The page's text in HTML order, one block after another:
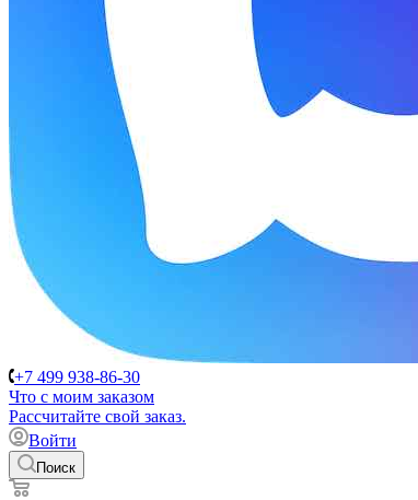
+7 499 938-86-30
Что с моим заказом
Расcчитайте свой заказ.
Войти
Поиск